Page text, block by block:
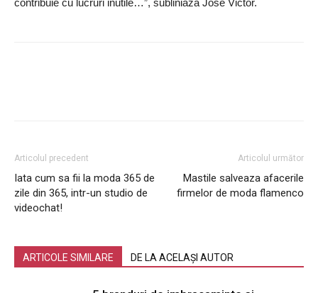
contribuie cu lucruri inutile…”, subliniaza Jose Victor.
Articolul precedent
Iata cum sa fii la moda 365 de
zile din 365, intr-un studio de
videochat!
Articolul următor
Mastile salveaza afacerile
firmelor de moda flamenco
ARTICOLE SIMILARE DE LA ACELAȘI AUTOR